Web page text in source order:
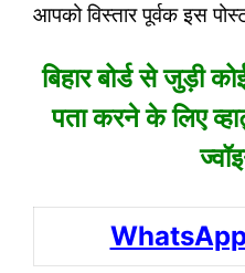
आपको विस्तार पूर्वक इस
बिहार बोर्ड से जुड़ी
पता करने के लिए